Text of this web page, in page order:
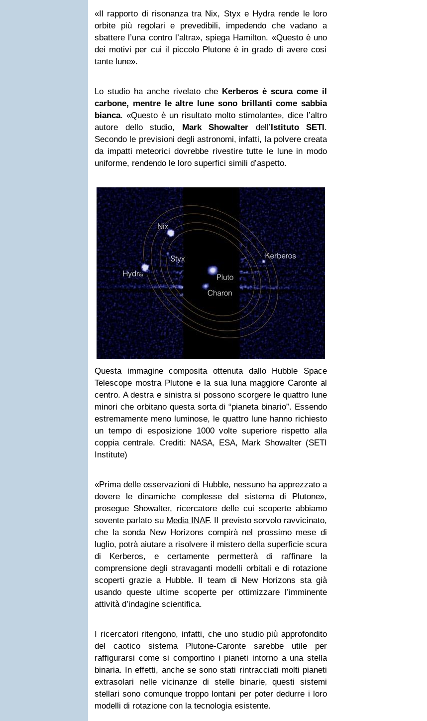
«Il rapporto di risonanza tra Nix, Styx e Hydra rende le loro
orbite più regolari e prevedibili, impedendo che vadano a
sbattere l’una contro l’altra», spiega Hamilton. «Questo è uno
dei motivi per cui il piccolo Plutone è in grado di avere così
tante lune».
Lo studio ha anche rivelato che Kerberos è scura come il
carbone, mentre le altre lune sono brillanti come sabbia
bianca. «Questo è un risultato molto stimolante», dice l’altro
autore dello studio, Mark Showalter dell’Istituto SETI.
Secondo le previsioni degli astronomi, infatti, la polvere creata
da impatti meteorici dovrebbe rivestire tutte le lune in modo
uniforme, rendendo le loro superfici simili d’aspetto.
Questa immagine composita ottenuta dallo Hubble Space
Telescope mostra Plutone e la sua luna maggiore Caronte al
centro. A destra e sinistra si possono scorgere le quattro lune
minori che orbitano questa sorta di “pianeta binario”. Essendo
estremamente meno luminose, le quattro lune hanno richiesto
un tempo di esposizione 1000 volte superiore rispetto alla
coppia centrale. Crediti: NASA, ESA, Mark Showalter (SETI
Institute)
«Prima delle osservazioni di Hubble, nessuno ha apprezzato a
dovere le dinamiche complesse del sistema di Plutone»,
prosegue Showalter, ricercatore delle cui scoperte abbiamo
sovente parlato su Media INAF. Il previsto sorvolo ravvicinato,
che la sonda New Horizons compirà nel prossimo mese di
luglio, potrà aiutare a risolvere il mistero della superficie scura
di Kerberos, e certamente permetterà di raffinare la
comprensione degli stravaganti modelli orbitali e di rotazione
scoperti grazie a Hubble. Il team di New Horizons sta già
usando queste ultime scoperte per ottimizzare l’imminente
attività d’indagine scientifica.
I ricercatori ritengono, infatti, che uno studio più approfondito
del caotico sistema Plutone-Caronte sarebbe utile per
raffigurarsi come si comportino i pianeti intorno a una stella
binaria. In effetti, anche se sono stati rintracciati molti pianeti
extrasolari nelle vicinanze di stelle binarie, questi sistemi
stellari sono comunque troppo lontani per poter dedurre i loro
modelli di rotazione con la tecnologia esistente.